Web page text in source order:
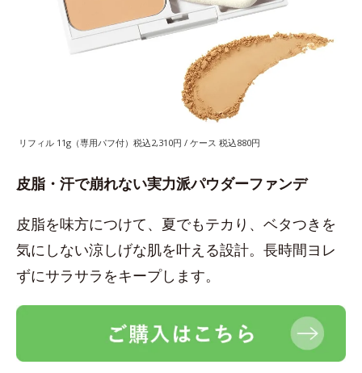
リフィル 11g（専用パフ付）税込2,310円 / ケース 税込880円
皮脂・汗で崩れない実力派パウダーファンデ
皮脂を味方につけて、夏でもテカり、ベタつきを
気にしない涼しげな肌を叶える設計。長時間ヨレ
ずにサラサラをキープします。